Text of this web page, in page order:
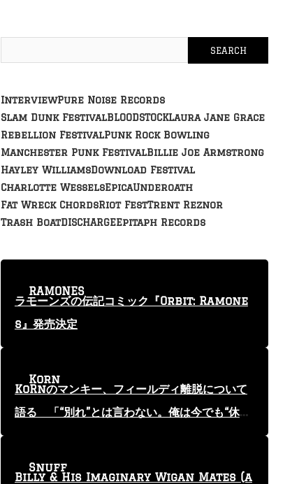
InterviewPure Noise Records
Slam Dunk FestivalBLOODSTOCKLaura Jane Grace
Rebellion FestivalPunk Rock Bowling
Manchester Punk FestivalBillie Joe Armstrong
Hayley WilliamsDownload Festival
Charlotte WesselsEpicaUnderoath
Fat Wreck ChordsRiot FestTrent Reznor
Trash BoatDISCHARGEEpitaph Records
ラモーンズの伝記コミック『Orbit: Ramone
s』発売決定
RAMONES
KoRnのマンキー、フィールディ離脱について
語る 「“別れ”とは言わない。俺は今でも“休
Korn
Billy & His Imaginary Wigan Mates (a
Snuff